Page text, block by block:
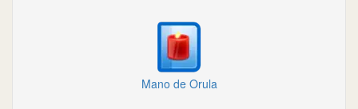
Mano de Orula